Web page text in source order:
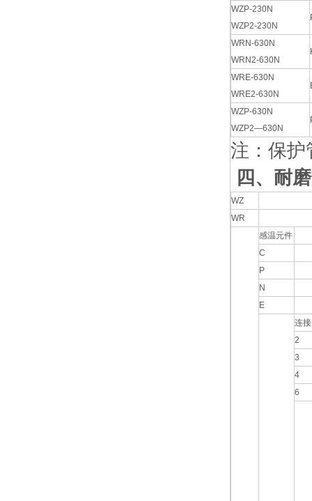
WZP-230N
WZP2-230N
WRN-630N
WRN2-630N
WRE-630N
WRE2-630N
WZP-630N
WZP2—630N
注：保护
四、耐
WZ
WR
感温元件
C
P
N
E
连
2
3
4
6